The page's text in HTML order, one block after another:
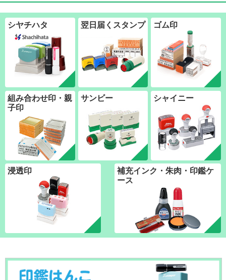
シヤチハタ 翌日届くスタンプ ゴム印
組み合わせ印・親
子印
サンビー シャイニー
浸透印
補充インク・朱肉・印鑑ケ
ース